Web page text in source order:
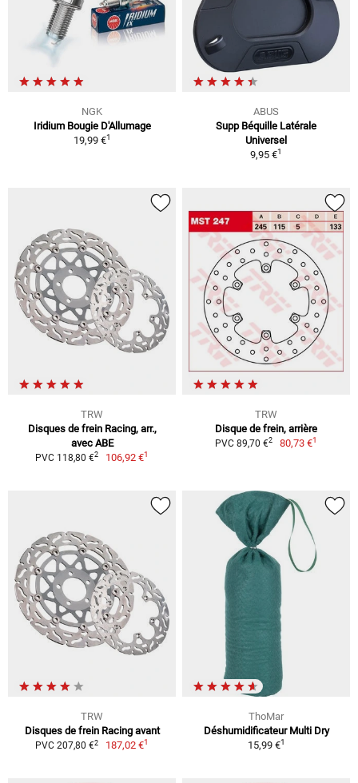
NGK
Iridium Bougie D'Allumage
19,99 €1
ABUS
Supp Béquille Latérale
Universel
9,95 €1
TRW
Disques de frein Racing, arr.,
avec ABE
PVC 118,80 €2 106,92 €1
TRW
Disque de frein, arrière
PVC 89,70 €2 80,73 €1
TRW
Disques de frein Racing avant
PVC 207,80 €2 187,02 €1
ThoMar
Déshumidificateur Multi Dry
15,99 €1